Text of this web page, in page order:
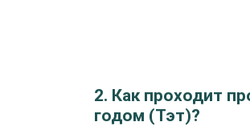
2. Как проходит
годом (Тэт)?